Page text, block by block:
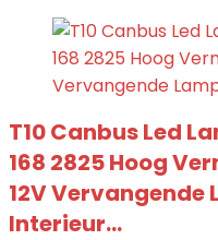
T10 Canbus Led
168 2825 Hoog
12V Vervangende
Interieur…